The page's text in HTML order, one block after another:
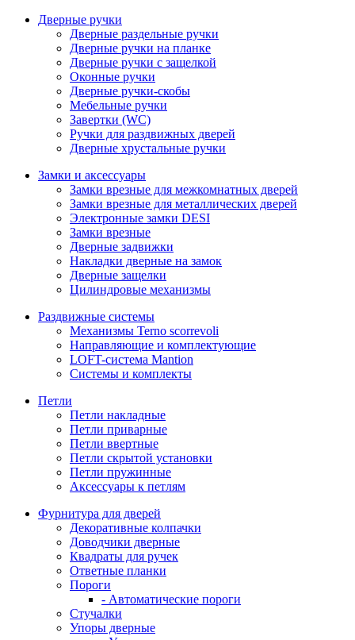
Дверные ручки
Дверные раздельные ручки
Дверные ручки на планке
Дверные ручки с защелкой
Оконные ручки
Дверные ручки-скобы
Мебельные ручки
Завертки (WC)
Ручки для раздвижных дверей
Дверные хрустальные ручки
Замки и аксессуары
Замки врезные для межкомнатных дверей
Замки врезные для металлических дверей
Электронные замки DESI
Замки врезные
Дверные задвижки
Накладки дверные на замок
Дверные защелки
Цилиндровые механизмы
Раздвижные системы
Механизмы Terno scorrevoli
Направляющие и комплектующие
LOFT-cистема Mantion
Системы и комплекты
Петли
Петли накладные
Петли приварные
Петли ввертные
Петли скрытой установки
Петли пружинные
Аксессуары к петлям
Фурнитура для дверей
Декоративные колпачки
Доводчики дверные
Квадраты для ручек
Ответные планки
Пороги
- Автоматические пороги
Стучалки
Упоры дверные